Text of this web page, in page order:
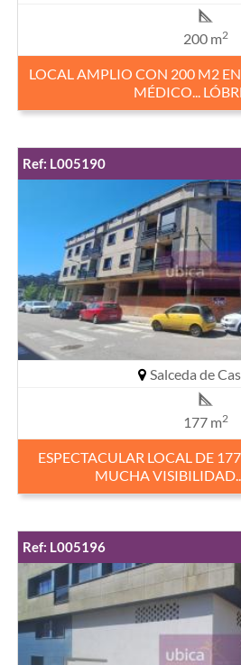
200 m2
LOCAL AMPLIO CON 200 M2
MÉDICO...
Ref: L005190
Salceda de
177 m2
ESPECTACULAR LOCAL DE
MUCHA
Ref: L005196